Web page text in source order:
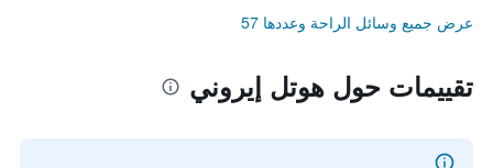
عرض جميع وسائل الراحة وعددها 57
تقييمات حول هوتل إيروني